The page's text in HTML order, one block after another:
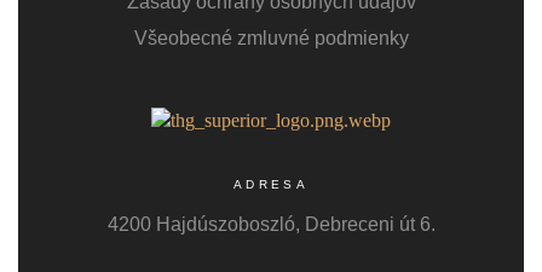
Všeobecné zmluvné podmienky
ADRESA
4200 Hajdúszoboszló, Debreceni út 6.